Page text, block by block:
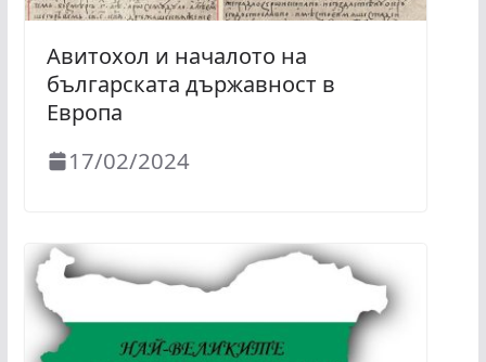
Авитохол и началото на
българската държавност в
Европа
17/02/2024